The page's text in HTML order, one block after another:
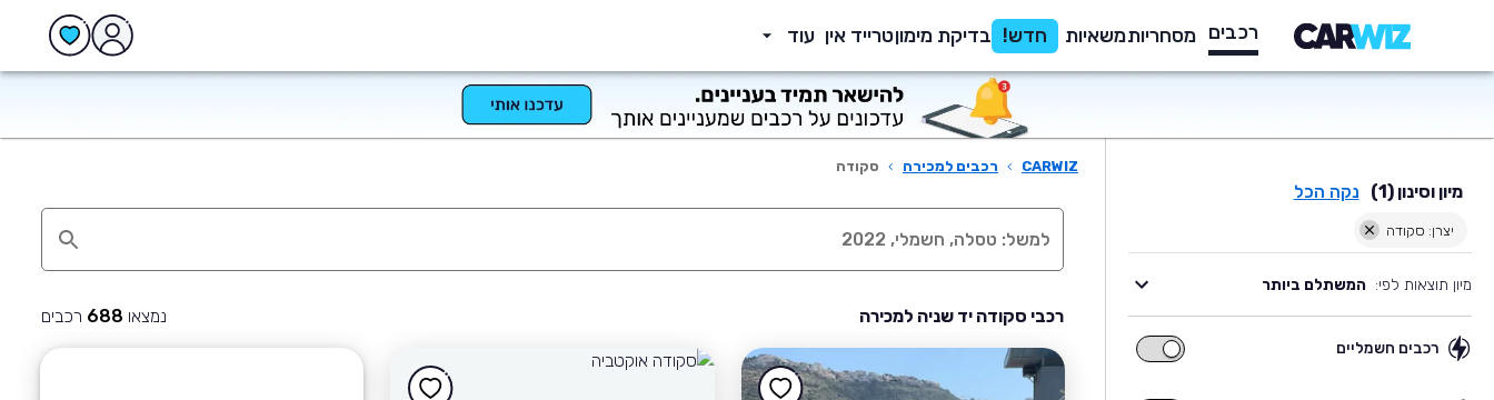
רכבים מסחריותמשאיות חדש! בדיקת מימוןטרייד אין עוד
מיון וסינון (1) נקה הכל
יצרן: סקודה
מיון תוצאות לפי: המשתלם ביותר
רכבים חשמליים
רכבים
CARWIZ
› רכבים למכירה › סקודה
רכבי סקודה יד שניה למכירה נמצאו 688 רכבים